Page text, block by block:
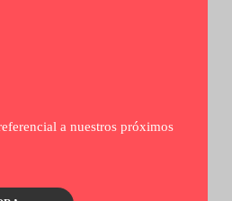
a nuestros próximos